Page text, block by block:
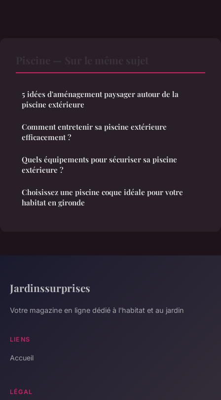
5 idées d'aménagement paysager autour de la
piscine extérieure
Comment entretenir sa piscine extérieure
efficacement ?
Quels équipements pour sécuriser sa piscine
extérieure ?
Choisissez une piscine coque idéale pour votre
habitat en gironde
Jardinssurprises
Votre magazine en ligne dédié à l'habitat et au jardin
LIENS
Accueil
LÉGAL